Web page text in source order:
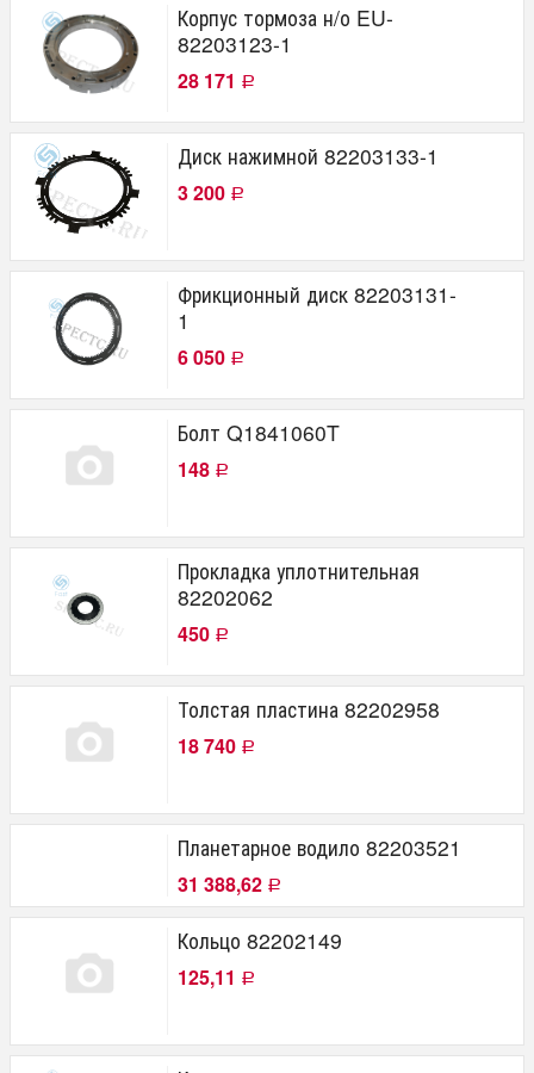
Корпус тормоза н/о EU-
82203123-1
28 171 Р
Диск нажимной 82203133-1
3 200 Р
Фрикционный диск 82203131-
1
6 050 Р
Болт Q1841060T
148 Р
Прокладка уплотнительная
82202062
450 Р
Толстая пластина 82202958
18 740 Р
Планетарное водило 82203521
31 388,62 Р
Кольцо 82202149
125,11 Р